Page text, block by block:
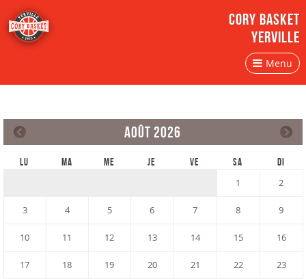
CORY BASKET
YERVILLE
Menu
AOÛT 2026
LU MA ME JE VE SA DI
1 2
3 4 5 6 7 8 9
10 11 12 13 14 15 16
17 18 19 20 21 22 23